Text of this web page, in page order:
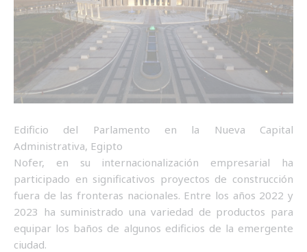
Edificio del Parlamento en la Nueva Capital
Administrativa, Egipto
Nofer, en su internacionalización empresarial ha
participado en significativos proyectos de construcción
fuera de las fronteras nacionales. Entre los años 2022 y
2023 ha suministrado una variedad de productos para
equipar los baños de algunos edificios de la emergente
ciudad.